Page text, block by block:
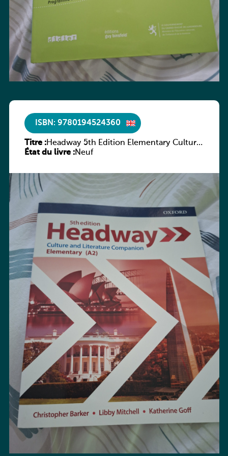
ISBN: 9780194524360
Titre :Headway 5th Edition Elementary Culture
and Literature Companion
État du livre :Neuf